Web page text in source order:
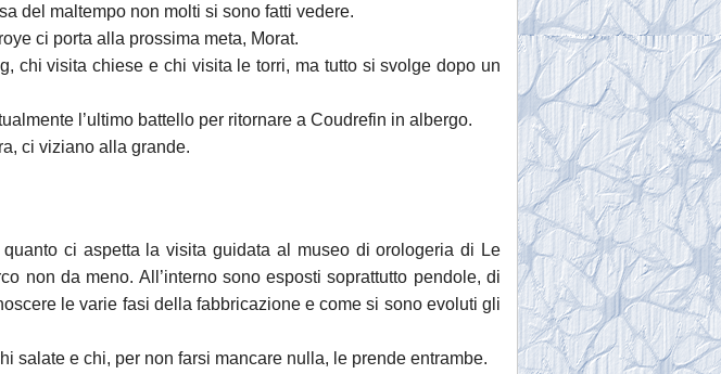
del maltempo non molti si sono fatti vedere.
ci porta alla prossima meta, Morat.
chi visita chiese e chi visita le torri, ma tutto si svolge dopo un
l’ultimo battello per ritornare a Coudrefin in albergo.
ci viziano alla grande.
ci aspetta la visita guidata al museo di orologeria di Le
non da meno. All’interno sono esposti soprattutto pendole, di
le varie fasi della fabbricazione e come si sono evoluti gli
salate e chi, per non farsi mancare nulla, le prende entrambe.